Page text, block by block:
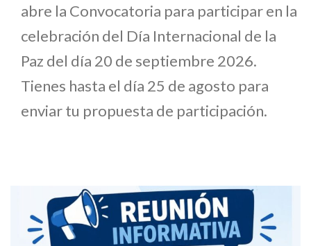
abre la Convocatoria para participar en la
celebración del Día Internacional de la
Paz del día 20 de septiembre 2026.
Tienes hasta el día 25 de agosto para
enviar tu propuesta de participación.